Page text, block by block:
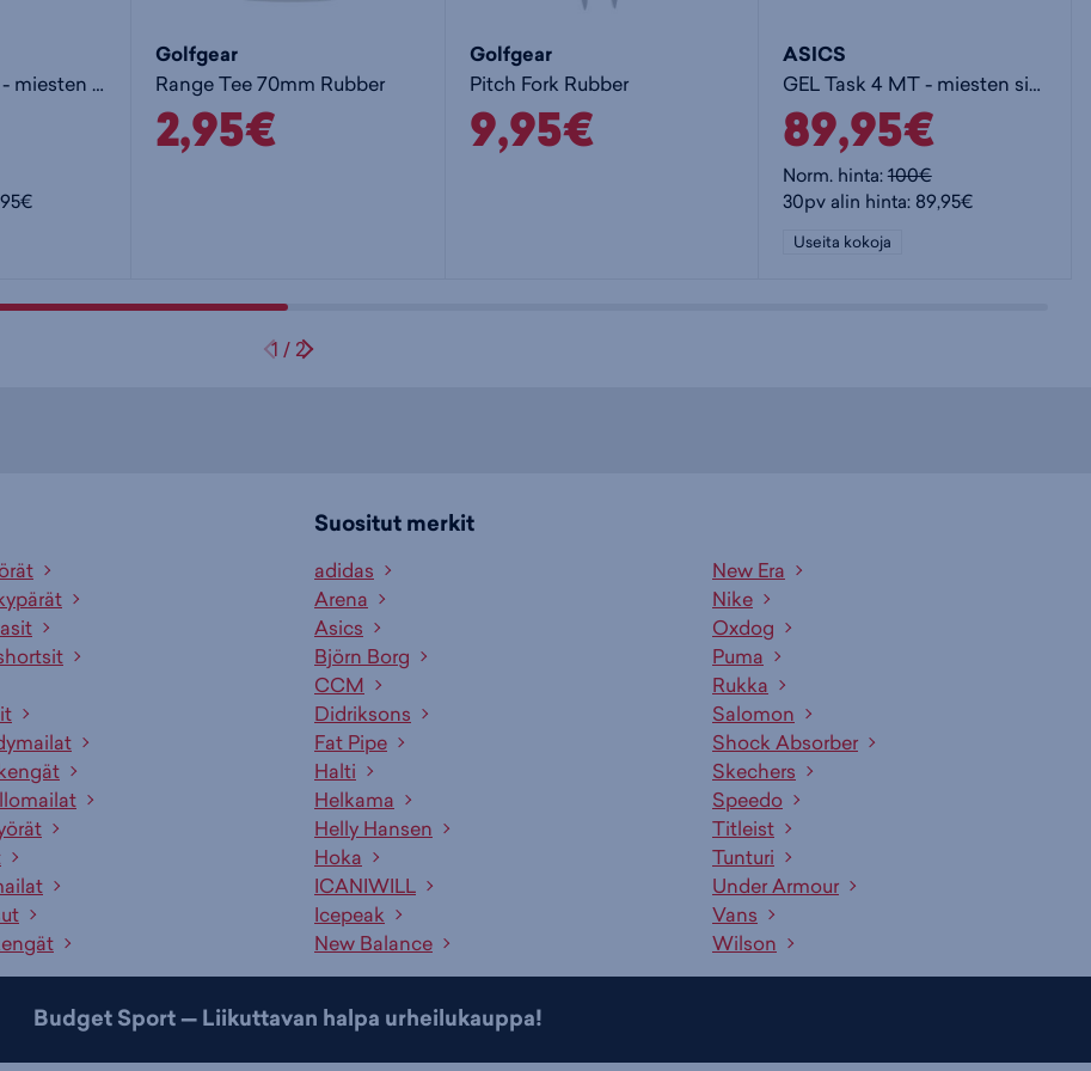
GEL-Rocket 12 M - miesten sisäpelikengät
Golfgear
Range Tee 70mm Rubber
2,95€
Golfgear
Pitch Fork Rubber
9,95€
ASICS
GEL Task 4 MT - miesten sisäpelikengät
89,95€
Norm. hinta:100€
30pv alin hinta: 89,95€
Useita kokoja
1 / 2
Suositut merkit
adidas
Arena
Asics
Björn Borg
CCM
Didriksons
Fat Pipe
Halti
Helkama
Helly Hansen
Hoka
ICANIWILL
Icepeak
New Balance
New Era
Nike
Oxdog
Puma
Rukka
Salomon
Shock Absorber
Skechers
Speedo
Titleist
Tunturi
Under Armour
Vans
Wilson
Budget Sport — Liikuttavan halpa urheilukauppa!